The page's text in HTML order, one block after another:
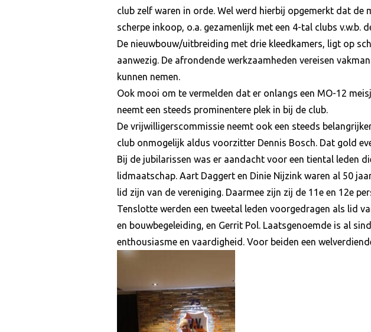
club zelf waren in orde. Wel werd hierbij opgemerkt dat
scherpe inkoop, o.a. gezamenlijk met een 4-tal clubs
De nieuwbouw/uitbreiding met drie kleedkamers, ligt op
aanwezig. De afrondende werkzaamheden vereisen
kunnen nemen.
Ook mooi om te vermelden dat er onlangs een MO-12
neemt een steeds prominentere plek in bij de club.
De vrijwilligerscommissie neemt ook een steeds
club onmogelijk aldus voorzitter Dennis Bosch. Dat gold
Bij de jubilarissen was er aandacht voor een tiental leden
lidmaatschap. Aart Daggert en Dinie Nijzink waren al 50
lid zijn van de vereniging. Daarmee zijn zij de 11e en 12e
Tenslotte werden een tweetal leden voorgedragen als lid
en bouwbegeleiding, en Gerrit Pol. Laatsgenoemde is al
enthousiasme en vaardigheid. Voor beiden een